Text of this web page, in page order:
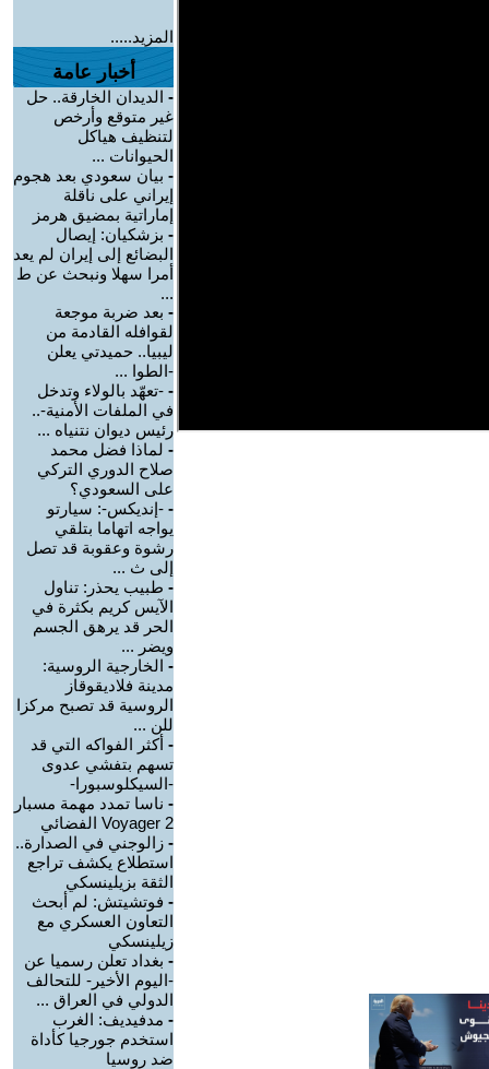
المزيد.....
أخبار عامة
- الديدان الخارقة.. حل
غير متوقع وأرخص
لتنظيف هياكل
الحيوانات ...
- بيان سعودي بعد هجوم
إيراني على ناقلة
إماراتية بمضيق هرمز
- بزشكيان: إيصال
البضائع إلى إيران لم يعد
أمرا سهلا ونبحث عن ط
...
- بعد ضربة موجعة
لقوافله القادمة من
ليبيا.. حميدتي يعلن
-الطوا ...
- -تعهّد بالولاء وتدخل
في الملفات الأمنية-..
رئيس ديوان نتنياه ...
- لماذا فضل محمد
صلاح الدوري التركي
على السعودي؟
- -إنديكس-: سيارتو
يواجه اتهاما بتلقي
رشوة وعقوبة قد تصل
إلى ث ...
- طبيب يحذر: تناول
الآيس كريم بكثرة في
الحر قد يرهق الجسم
ويضر ...
- الخارجية الروسية:
مدينة فلاديقوقاز
الروسية قد تصبح مركزا
للن ...
- أكثر الفواكه التي قد
تسهم بتفشي عدوى
-السيكلوسبورا-
- ناسا تمدد مهمة مسبار
Voyager 2 الفضائي
- زالوجني في الصدارة..
استطلاع يكشف تراجع
الثقة بزيلينسكي
- فوتشيتش: لم أبحث
التعاون العسكري مع
زيلينسكي
- بغداد تعلن رسميا عن
-اليوم الأخير- للتحالف
الدولي في العراق ...
- مدفيديف: الغرب
استخدم جورجيا كأداة
ضد روسيا